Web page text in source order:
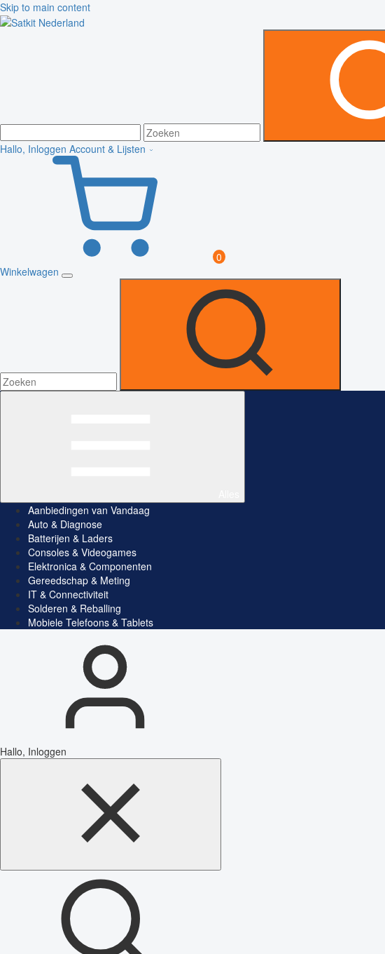
Skip to main content
Hallo, Inloggen Account & Lijsten
0
Winkelwagen
Aanbiedingen van Vandaag
Auto & Diagnose
Batterijen & Laders
Consoles & Videogames
Elektronica & Componenten
Gereedschap & Meting
IT & Connectiviteit
Solderen & Reballing
Mobiele Telefoons & Tablets
Hallo, Inloggen